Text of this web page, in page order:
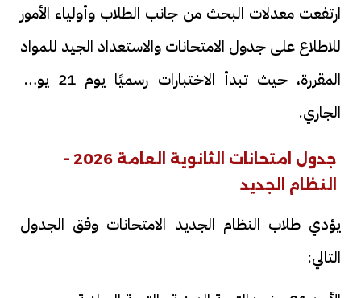
ارتفعت معدلات البحث من جانب الطلاب وأولياء الأمور
للاطلاع على جدول الامتحانات والاستعداد الجيد للمواد
المقررة، حيث تبدأ الاختبارات رسميًا يوم 21 يونيو
الجاري.
جدول امتحانات الثانوية العامة 2026 –
النظام الجديد
يؤدي طلاب النظام الجديد الامتحانات وفق الجدول
التالي: